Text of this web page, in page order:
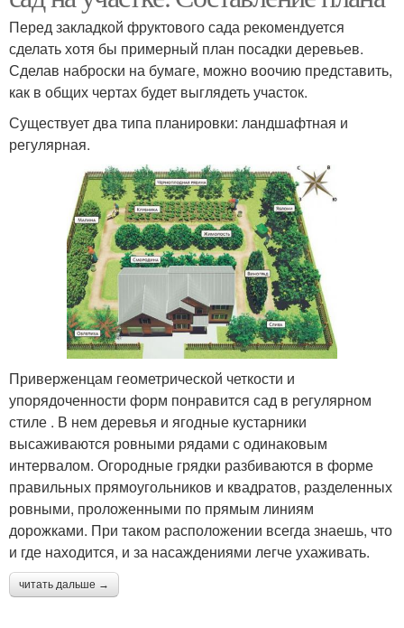
Перед закладкой фруктового сада рекомендуется
сделать хотя бы примерный план посадки деревьев.
Сделав наброски на бумаге, можно воочию представить,
как в общих чертах будет выглядеть участок.
Существует два типа планировки: ландшафтная и
регулярная.
Приверженцам геометрической четкости и
упорядоченности форм понравится сад в регулярном
стиле . В нем деревья и ягодные кустарники
высаживаются ровными рядами с одинаковым
интервалом. Огородные грядки разбиваются в форме
правильных прямоугольников и квадратов, разделенных
ровными, проложенными по прямым линиям
дорожками. При таком расположении всегда знаешь, что
и где находится, и за насаждениями легче ухаживать.
читать дальше →